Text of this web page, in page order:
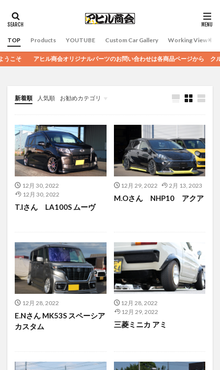
TOP Products YOUTUBE Custom Car Gallery Working View
ヒル商会オリジナルパーツのお問い合わせは各商品ページから クルマに関
新着順 人気順 お勧めカテゴリ
Uncategorized
12月 30, 2022
12月 30, 2022
T.Iさん LA100S ムーヴ
12月 29, 2022 2月 13, 2023
M.Oさん NHP10 アクア
12月 28, 2022
E.Nさん MK53S スペーシア
カスタム
12月 28, 2022
12月 29, 2022
三菱ミニカ アミ